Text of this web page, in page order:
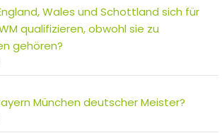
Wales und Schottland sich für
qualifizieren, obwohl sie zu
gehören?
München deutscher Meister?